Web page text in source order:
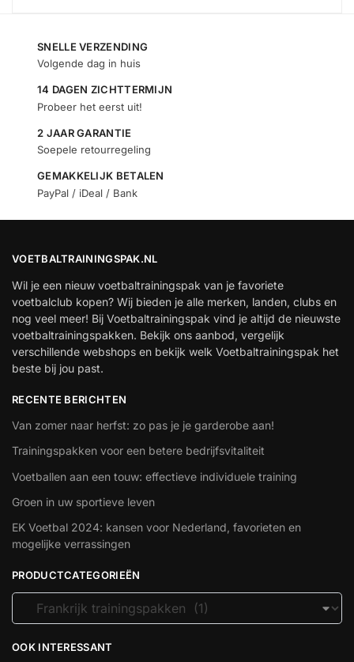
SNELLE VERZENDING
Volgende dag in huis
14 DAGEN ZICHTTERMIJN
Probeer het eerst uit!
2 JAAR GARANTIE
Soepele retourregeling
GEMAKKELIJK BETALEN
PayPal / iDeal / Bank
VOETBALTRAININGSPAK.NL
Wil je een nieuw voetbaltrainingspak van je favoriete
voetbalclub kopen? Wij bieden je alle merken, landen, clubs en
nog veel meer! Bij Voetbaltrainingspak vind je altijd de nieuwste
voetbaltrainingspakken. Bekijk ons aanbod, vergelijk
verschillende webshops en bekijk welk Voetbaltrainingspak het
beste bij jou past.
RECENTE BERICHTEN
Van zomer naar herfst: zo pas je je garderobe aan!
Trainingspakken voor een betere bedrijfsvitaliteit
Voetballen aan een touw: effectieve individuele training
Groen in uw sportieve leven
EK Voetbal 2024: kansen voor Nederland, favorieten en
mogelijke verrassingen
PRODUCTCATEGORIEËN
OOK INTERESSANT